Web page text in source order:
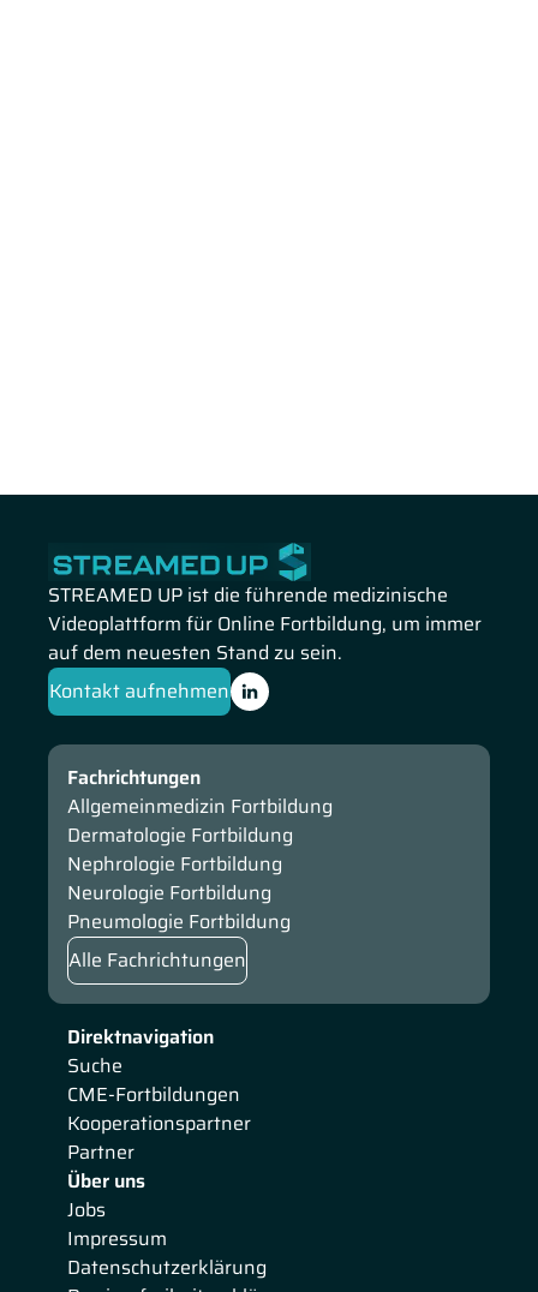
STREAMED UP ist die führende medizinische
Videoplattform für Online Fortbildung, um immer
auf dem neuesten Stand zu sein.
Kontakt aufnehmen
Direktnavigation
Suche
CME-Fortbildungen
Kooperationspartner
Partner
Über uns
Jobs
Impressum
Datenschutzerklärung
Fachrichtungen
Allgemeinmedizin Fortbildung
Dermatologie Fortbildung
Nephrologie Fortbildung
Neurologie Fortbildung
Pneumologie Fortbildung
Alle Fachrichtungen